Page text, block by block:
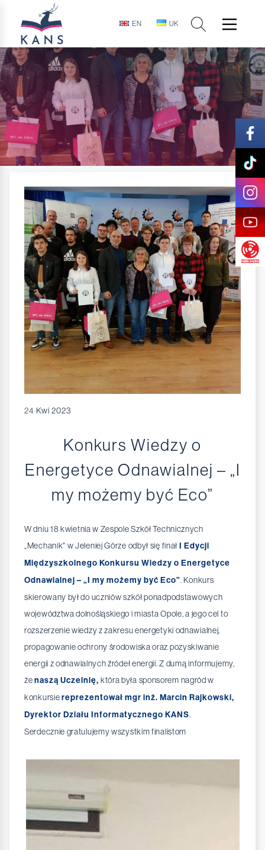
EN UK
24 Kwi 2023
Konkurs Wiedzy o
Energetyce Odnawialnej – „I
my możemy być Eco”
W dniu 18 kwietnia w Zespole Szkół Technicznych
„Mechanik" w Jeleniej Górze odbył się finał I Edycji
Międzyszkolnego Konkursu Wiedzy o Energetyce
Odnawialnej – „I my możemy być Eco”. Konkurs
skierowany był do uczniów szkół ponadpodstawowych
województwa dolnośląskiego i miasta Opole, a jego cel to
rozszerzenie wiedzy z zakresu energetyki odnawialnej,
propagowanie ochrony środowiska oraz pozyskiwanie
energii z odnawialnych źródeł energii. Z dumą informujemy,
żenaszą Uczelnię, która była sponsorem nagród w
konkursiereprezentował mgr inż. Marcin Rajkowski,
Dyrektor Działu Informatycznego KANS.
Serdecznie gratulujemy wszystkim finalistom